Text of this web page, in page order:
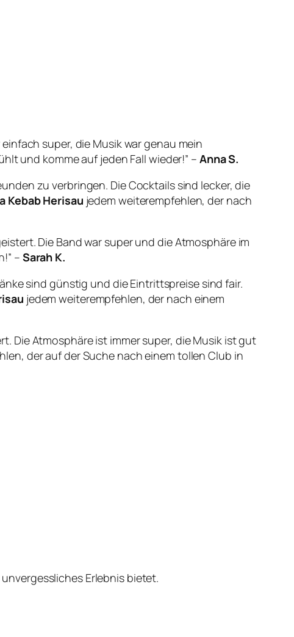
super, die Musik war genau mein
und komme auf jeden Fall wieder!” – Anna S.
zu verbringen. Die Cocktails sind lecker, die
Kebab Herisau jedem weiterempfehlen, der nach
Die Band war super und die Atmosphäre im
– Sarah K.
sind günstig und die Eintrittspreise sind fair.
jedem weiterempfehlen, der nach einem
Die Atmosphäre ist immer super, die Musik ist gut
der auf der Suche nach einem tollen Club in
Erlebnis bietet.